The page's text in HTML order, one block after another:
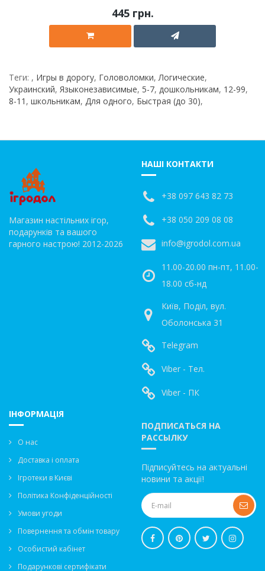
445 грн.
Теги: , Игры в дорогу, Головоломки,Логические,
Украинский, Языконезависимые, 5-7, дошкольникам, 12-99,
8-11 , школьникам, Для одного, Быстрая (до 30),
Магазин настільних ігор,
подарунків та вашого
гарного настрою! 2012-2026
НАШІ КОНТАКТИ
+38 097 643 82 73
+38 050 209 08 08
info@igrodol.com.ua
11.00-20.00 пн-пт, 11.00-
18.00 сб-нд
Київ, Поділ, вул.
Оболонська 31
Telegram
Viber - Тел.
Viber - ПК
ІНФОРМАЦІЯ
О нас
Доставка і оплата
Ігротеки в Києві
Політика Конфіденційності
Умови угоди
Повернення та обмін товару
Особистий кабінет
Подарункові сертифікати
ПОДПИСАТЬСЯ НА
РАССЫЛКУ
Підписуйтесь на актуальні
новини та акції!